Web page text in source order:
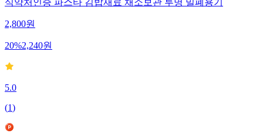
식약처인증 파스타 김밥재료 채소보관 투명 밀폐용기
2,800원
20%2,240원
5.0
(1)